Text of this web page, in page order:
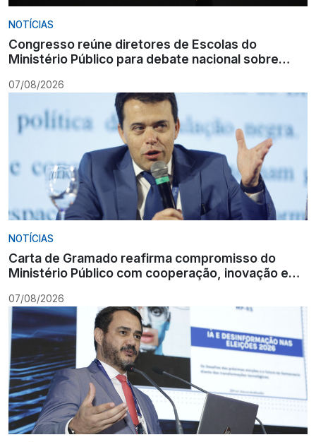
NOTÍCIAS
Congresso reúne diretores de Escolas do
Ministério Público para debate nacional sobre
07/08/2026
NOTÍCIAS
Carta de Gramado reafirma compromisso do
Ministério Público com cooperação, inovação e
07/08/2026